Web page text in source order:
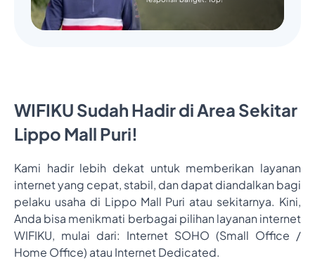
WIFIKU Sudah Hadir di Area Sekitar
Lippo Mall Puri!
Kami hadir lebih dekat untuk memberikan layanan
internet yang cepat, stabil, dan dapat diandalkan bagi
pelaku usaha di Lippo Mall Puri atau sekitarnya. Kini,
Anda bisa menikmati berbagai pilihan layanan internet
WIFIKU, mulai dari: Internet SOHO (Small Office /
Home Office) atau Internet Dedicated.